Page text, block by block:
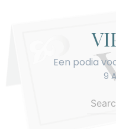
Een podia
9
for: